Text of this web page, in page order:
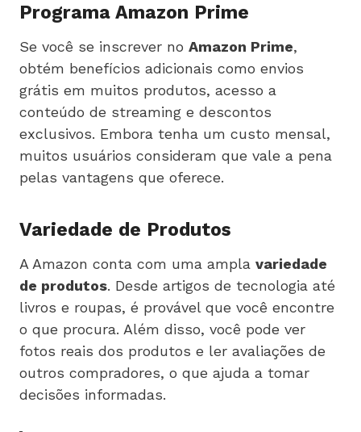
Programa Amazon Prime
Se você se inscrever no Amazon Prime,
obtém benefícios adicionais como envios
grátis em muitos produtos, acesso a
conteúdo de streaming e descontos
exclusivos. Embora tenha um custo mensal,
muitos usuários consideram que vale a pena
pelas vantagens que oferece.
Variedade de Produtos
A Amazon conta com uma ampla variedade
de produtos. Desde artigos de tecnologia até
livros e roupas, é provável que você encontre
o que procura. Além disso, você pode ver
fotos reais dos produtos e ler avaliações de
outros compradores, o que ajuda a tomar
decisões informadas.